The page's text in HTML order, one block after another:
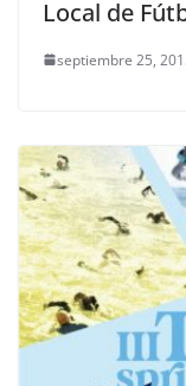
Local de
septiembre 25,